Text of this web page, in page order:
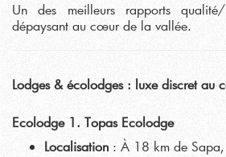
Un des meilleurs rapports
dépaysant au cœur de la vallée.
Lodges & écolodges : luxe discret au
Ecolodge 1. Topas Ecolodge
Localisation : À 18 km de